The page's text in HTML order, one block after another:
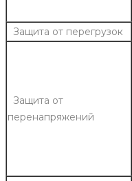
Защита от перегрузок
Защита от
перенапряжений